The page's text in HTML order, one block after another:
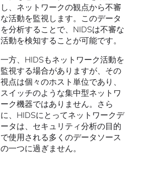
し、ネットワークの観点から不審
な活動を監視します。このデータ
を分析することで、NIDSは不審な
活動を検知することが可能です。
一方、HIDSもネットワーク活動を
監視する場合がありますが、その
視点は個々のホスト単位であり、
スイッチのような集中型ネットワ
ーク機器ではありません。さら
に、HIDSにとってネットワークデ
ータは、セキュリティ分析の目的
で使用される多くのデータソース
の一つに過ぎません。